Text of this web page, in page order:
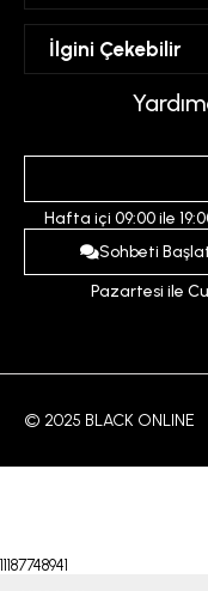
Hesabım
Favorilerim
Mesafeli Satış
Üyelik Sözleşmesi
Gizlilik ve Güvenlik
Ödeme ve Teslimat
İptal ve İade Koşulları
İlgini Çekebilir
İndirim
Hafta içi 09:00 ile
Sohbeti
Pazartesi ile
© 2025 BLACK ONLINE
11187748941